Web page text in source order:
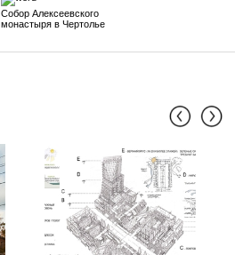
Собор Алексеевского
монастыря в Чертолье